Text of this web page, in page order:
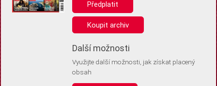
Anonymní unikátní ID
Díky němu příště poznáme, že se jedná o stejné zařízení, a
Identifikátor je zcela anonymní.
Vaše souhlasy a odmítnutí si ukládáme do vašeho zařízení, abychom se
vás už příště znovu neptali. Můžete je kdykoli později upravit ve Správě
Předplatit
Koupit archiv
Další možnosti
Využijte další možnosti, jak získat placený
obsah